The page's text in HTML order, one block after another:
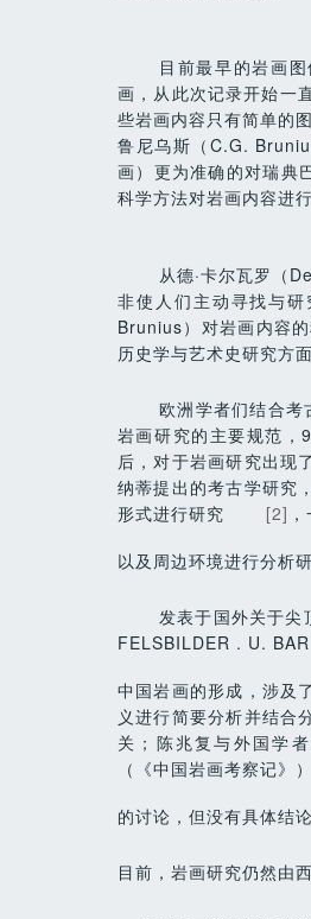
目前最早的岩画
画，从此次记录开始一
些岩画内容只有简单的
鲁尼乌斯（C.G.
画）更为准确的对瑞典
科学方法对岩画内容进行
从德·卡尔瓦罗（
非使人们主动寻找与
Brunius）对岩画内容
历史学与艺术史研究方
欧洲学者们结合
岩画研究的主要规范，
后，对于岩画研究出现
纳蒂提出的考古学研究
形式进行研究
[2]
以及周边环境进行分析
发表于国外关于
FELSBILDER . U.
中国岩画的形成，涉及
义进行简要分析并结合
关；陈兆复与外国学
（《中国岩画考察记》）
的讨论，但没有具体结论
目前，岩画研究仍然由